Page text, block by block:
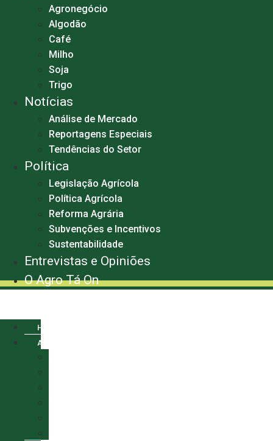
Agronegócio
Algodão
Café
Milho
Soja
Trigo
Notícias
Análise de Mercado
Reportagens Especiais
Tendências do Setor
Política
Legislação Agrícola
Política Agrícola
Reforma Agrária
Subvenções e Incentivos
Sustentabilidade
Entrevistas e Opiniões
O Agro Tá On
HOME
AGRO